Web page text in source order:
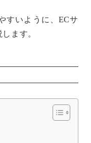
すいように、ECサ
ます。